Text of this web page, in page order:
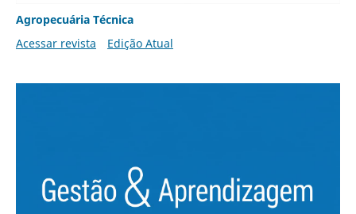
Agropecuária Técnica
Acessar revista
Edição Atual